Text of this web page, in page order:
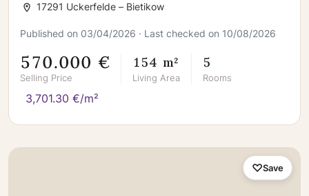
17291 Uckerfelde – Bietikow
Published on 03/04/2026 · Last checked on 10/08/2026
570.000 €
Selling Price
154 m²
Living Area
5
Rooms
3,701.30 €/m²
Save